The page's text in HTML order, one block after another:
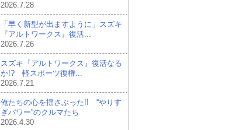
2026.7.28
「早く新型が出ますように」スズキ
『アルトワークス』復活...
2026.7.26
スズキ『アルトワークス』復活なる
か!? 軽スポーツ復権...
2026.7.21
俺たちの心を揺さぶった!! “やりす
ぎパワー”のクルマたち
2026.4.30